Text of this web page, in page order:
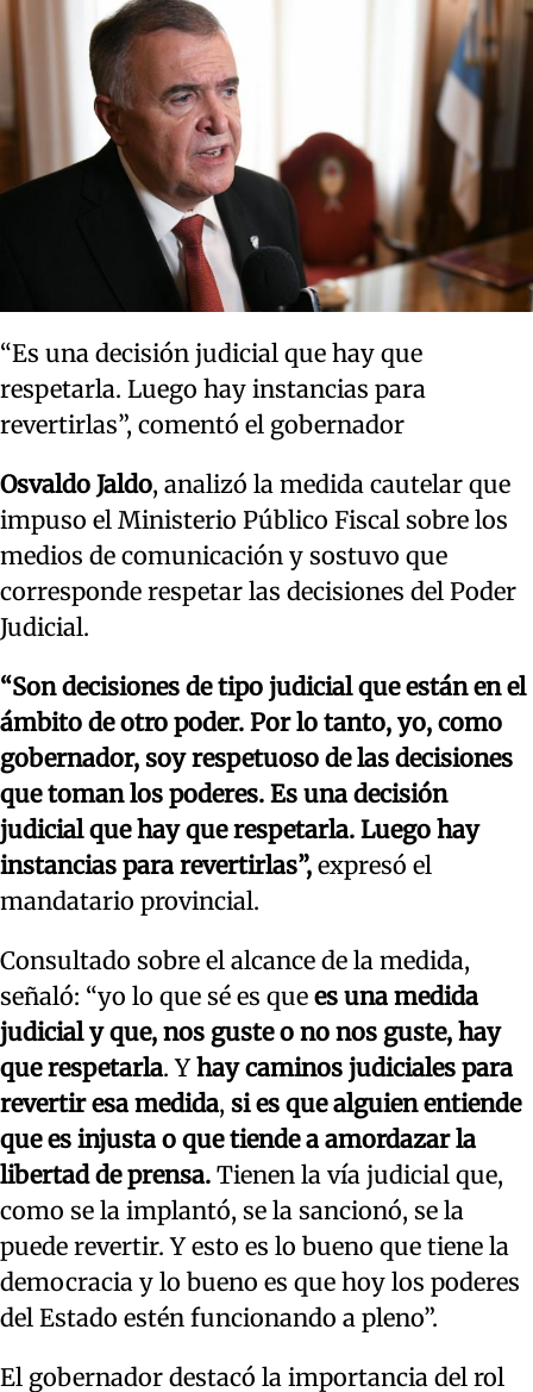
“Es una decisión judicial que hay que
respetarla. Luego hay instancias para
revertirlas”, comentó el gobernador
Osvaldo Jaldo, analizó la medida cautelar que
impuso el Ministerio Público Fiscal sobre los
medios de comunicación y sostuvo que
corresponde respetar las decisiones del Poder
Judicial.
“Son decisiones de tipo judicial que están en el
ámbito de otro poder. Por lo tanto, yo, como
gobernador, soy respetuoso de las decisiones
que toman los poderes. Es una decisión
judicial que hay que respetarla. Luego hay
instancias para revertirlas”, expresó el
mandatario provincial.
Consultado sobre el alcance de la medida,
señaló: “yo lo que sé es que es una medida
judicial y que, nos guste o no nos guste, hay
que respetarla. Yhay caminos judiciales para
revertir esa medida, si es que alguien entiende
que es injusta o que tiende a amordazar la
libertad de prensa. Tienen la vía judicial que,
como se la implantó, se la sancionó, se la
puede revertir. Y esto es lo bueno que tiene la
democracia y lo bueno es que hoy los poderes
del Estado estén funcionando a pleno”.
El gobernador destacó la importancia del rol